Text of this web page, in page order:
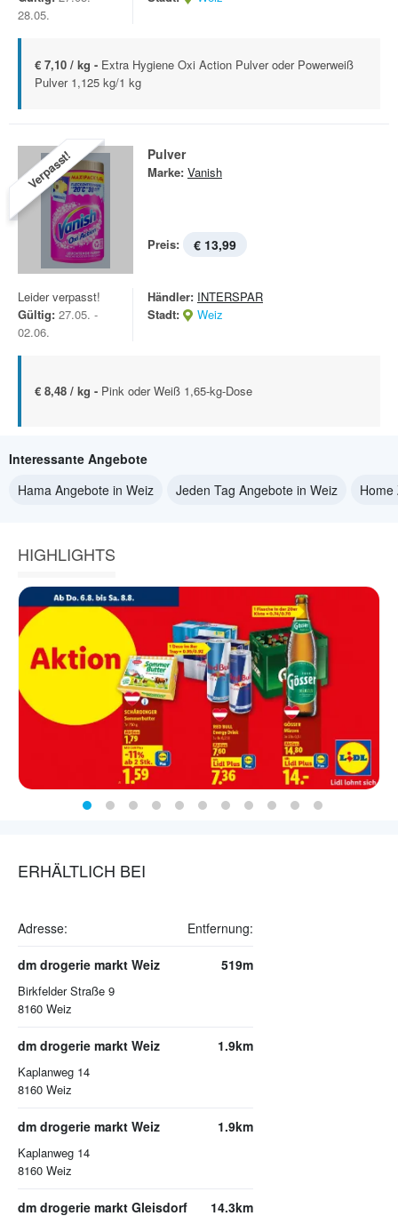
28.05.
€ 7,10 / kg - Extra Hygiene Oxi Action Pulver oder Powerweiß
Pulver 1,125 kg/1 kg
Verpasst! Pulver
Marke: Vanish
Preis: € 13,99
Leider verpasst!
Gültig: 27.05. -
02.06.
Händler: INTERSPAR
Stadt:
Weiz
€ 8,48 / kg - Pink oder Weiß 1,65-kg-Dose
Interessante Angebote
Hama Angebote in Weiz
Jeden Tag Angebote in Weiz Home
HIGHLIGHTS
ERHÄLTLICH BEI
Adresse: Entfernung:
dm drogerie markt Weiz
Birkfelder Straße 9
8160 Weiz
519m
dm drogerie markt Weiz
Kaplanweg 14
8160 Weiz
1.9km
dm drogerie markt Weiz
Kaplanweg 14
8160 Weiz
1.9km
dm drogerie markt Gleisdorf 14.3km